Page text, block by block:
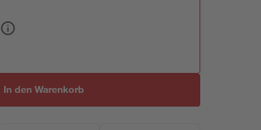
In den Warenkorb